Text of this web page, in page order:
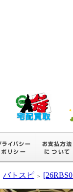
バトスピ ＞